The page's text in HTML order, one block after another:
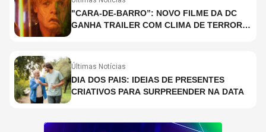
"CARA-DE-BARRO”: NOVO FILME DA DC
GANHA TRAILER COM CLIMA DE TERROR;
Últimas Notícias
DIA DOS PAIS: IDEIAS DE PRESENTES
CRIATIVOS PARA SURPREENDER NA DATA